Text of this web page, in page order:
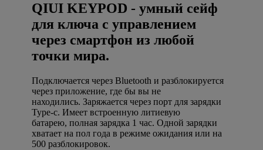
QIUI KEYPOD - умный сейф
для ключа с управлением
через смартфон из любой
точки мира.
Подключается через Bluetooth и разблокируется
через приложение, где бы вы не
находились. Заряжается через порт для зарядки
Type-c. Имеет встроенную литиевую
батарею, полная зарядка 1 час. Одной зарядки
хватает на пол года в режиме ожидания или на
500 разблокировок.